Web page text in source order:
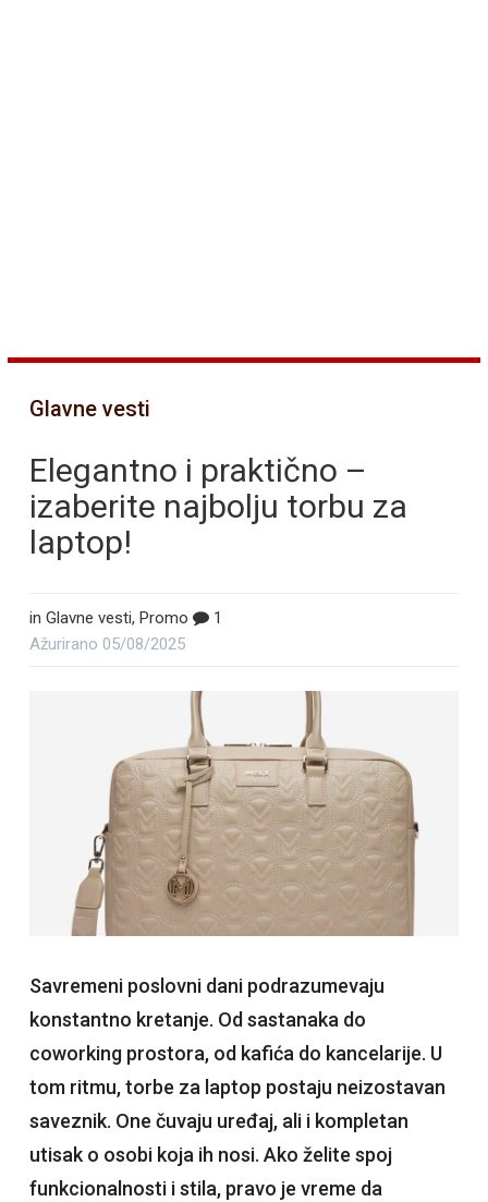
Glavne vesti
Elegantno i praktično –
izaberite najbolju torbu za
laptop!
in Glavne vesti, Promo
1
Ažurirano 05/08/2025
Savremeni poslovni dani podrazumevaju
konstantno kretanje. Od sastanaka do
coworking prostora, od kafića do kancelarije. U
tom ritmu, torbe za laptop postaju neizostavan
saveznik. One čuvaju uređaj, ali i kompletan
utisak o osobi koja ih nosi. Ako želite spoj
funkcionalnosti i stila, pravo je vreme da